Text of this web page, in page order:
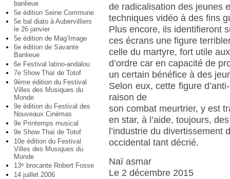
banlieue
5e édition Seine Commune
5e bal diato à Aubervilliers
le 26 janvier
5e édition de Mag’Image
6e édition de Savante
Banlieue
6e Festival latino-andalou
7e Show Thaï de Totof
9ème édition du Festival
Villes des Musiques du
Monde
9e édition du Festival des
Nouveaux Cinémas
9e Printemps musical
9e Show Thaï de Totof
10e édition du Festival
Villes des Musiques du
Monde
13e
brocante Robert Fosse
14 juillet 2006
de radicalisation des jeunes
techniques vidéo à des fins
Plus encore, ils identifieront
ces écrans une figure
celle du martyre, fort utile
d’ordre car en capacité de
un certain bénéfice à des
Selon eux, cette figure
raison de
son combat meurtrier, y est
en star, à l’aide, toujours,
l’industrie du divertissement
occidental tant décrié.
Naï asmar
Le 2 décembre 2015